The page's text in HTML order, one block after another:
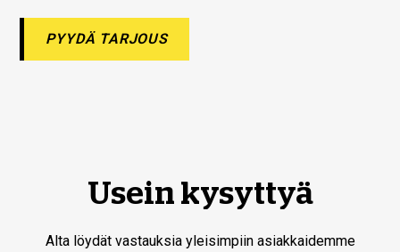
PYYDÄ TARJOUS
Usein kysyttyä
Alta löydät vastauksia yleisimpiin asiakkaidemme